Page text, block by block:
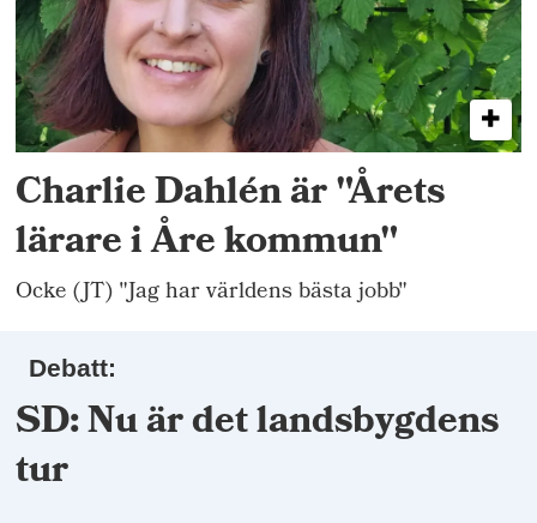
Charlie Dahlén är "Årets
lärare i Åre kommun"
Ocke (JT) "Jag har världens bästa jobb"
Debatt:
SD: Nu är det landsbygdens
tur